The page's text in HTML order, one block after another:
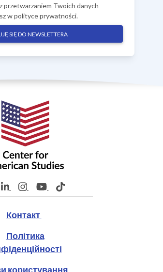
przetwarzaniem Twoich danych
wpolityce prywatności.
SIĘ DO NEWSLETTERA
Контакт
Політика
користування